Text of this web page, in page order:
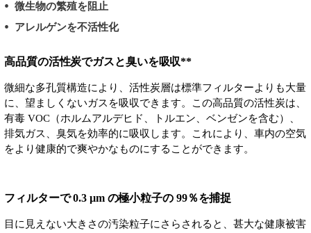
微生物の繁殖を阻止
アレルゲンを不活性化
高品質の活性炭でガスと臭いを吸収**
微細な多孔質構造により、活性炭層は標準フィルターよりも大量
に、望ましくないガスを吸収できます。この高品質の活性炭は、
有毒 VOC（ホルムアルデヒド、トルエン、ベンゼンを含む）、
排気ガス、臭気を効率的に吸収します。これにより、車内の空気
をより健康的で爽やかなものにすることができます。
フィルターで 0.3 µm の極小粒子の 99％を捕捉
目に見えない大きさの汚染粒子にさらされると、甚大な健康被害